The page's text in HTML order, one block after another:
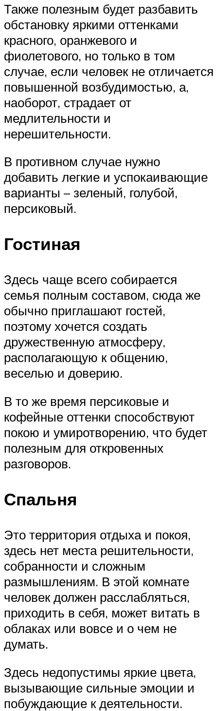
Также полезным будет разбавить
обстановку яркими оттенками
красного, оранжевого и
фиолетового, но только в том
случае, если человек не отличается
повышенной возбудимостью, а,
наоборот, страдает от
медлительности и
нерешительности.
В противном случае нужно
добавить легкие и успокаивающие
варианты – зеленый, голубой,
персиковый.
Гостиная
Здесь чаще всего собирается
семья полным составом, сюда же
обычно приглашают гостей,
поэтому хочется создать
дружественную атмосферу,
располагающую к общению,
веселью и доверию.
В то же время персиковые и
кофейные оттенки способствуют
покою и умиротворению, что будет
полезным для откровенных
разговоров.
Спальня
Это территория отдыха и покоя,
здесь нет места решительности,
собранности и сложным
размышлениям. В этой комнате
человек должен расслабляться,
приходить в себя, может витать в
облаках или вовсе и о чем не
думать.
Здесь недопустимы яркие цвета,
вызывающие сильные эмоции и
побуждающие к деятельности.